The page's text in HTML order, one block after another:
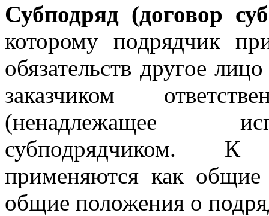
Субподряд (договор
которому подрядчик
обязательств другое
заказчиком
(ненадлежащее
субподрядчиком. К
применяются как
общие положения о